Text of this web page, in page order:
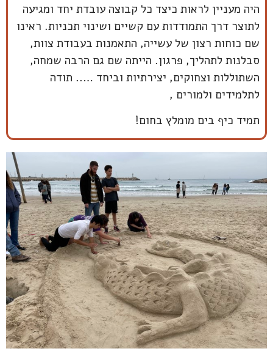
היה מעניין לראות כיצד כל קבוצה עובדת יחד ומגיעה
לתוצר דרך התמודדות עם קשיים ושינוי תכניות. ראינו
שם כוחות רצון של עשייה, התאמנות בעבודת צוות,
סבלנות לתהליך, פרגון. הייתה שם גם הרבה שמחה,
השתוללות וצחוקים, יצירתיות וביחד ….. תודה
לתלמידים ולמורים ,
תמיד כיף בים מומלץ בחום!